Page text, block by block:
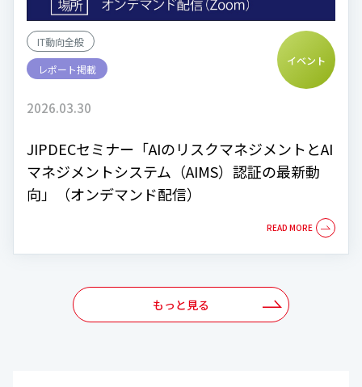
IT動向全般
レポート掲載
イベント
2026.03.30
JIPDECセミナー「AIのリスクマネジメントとAI
マネジメントシステム（AIMS）認証の最新動
向」（オンデマンド配信）
もっと見る